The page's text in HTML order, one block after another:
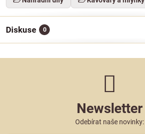
Diskuse 0
Newsletter
Odebírat naše novinky: